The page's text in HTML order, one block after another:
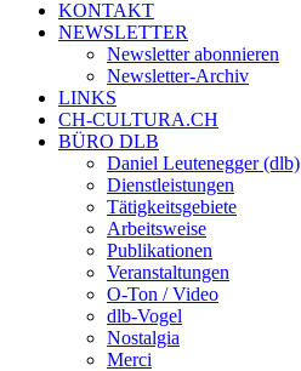
KONTAKT
NEWSLETTER
Newsletter abonnieren
Newsletter-Archiv
LINKS
CH-CULTURA.CH
BÜRO DLB
Daniel Leutenegger (dlb)
Dienstleistungen
Tätigkeitsgebiete
Arbeitsweise
Publikationen
Veranstaltungen
O-Ton / Video
dlb-Vogel
Nostalgia
Merci